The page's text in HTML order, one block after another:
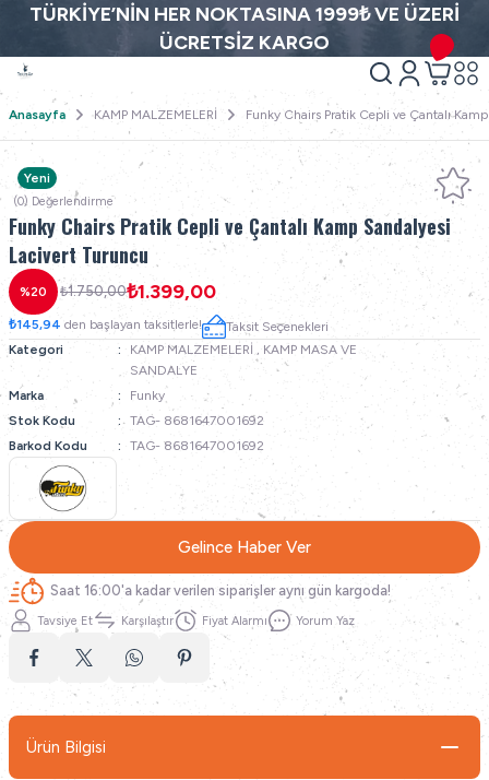
TÜRKİYE’NİN HER NOKTASINA 1999₺ VE ÜZERİ
ÜCRETSİZ KARGO
Anasayfa KAMP MALZEMELERİ Funky Chairs Pratik Cepli ve Çantalı
Yeni
(0) Değerlendirme
Funky Chairs Pratik Cepli ve Çantalı Kamp Sandalyesi
Lacivert Turuncu
%20 ₺1.750,00₺1.399,00
₺145,94 den başlayan taksitlerle!
Taksit Seçenekleri
Kategori
KAMP MALZEMELERİ , KAMP MASA VE
SANDALYE
Marka
Funky
Stok Kodu
TAG- 8681647001692
Barkod Kodu
TAG- 8681647001692
Gelince Haber Ver
Saat 16:00'a kadar verilen siparişler aynı gün kargoda!
Tavsiye Et Karşılaştır Fiyat Alarmı Yorum Yaz
Ürün Bilgisi